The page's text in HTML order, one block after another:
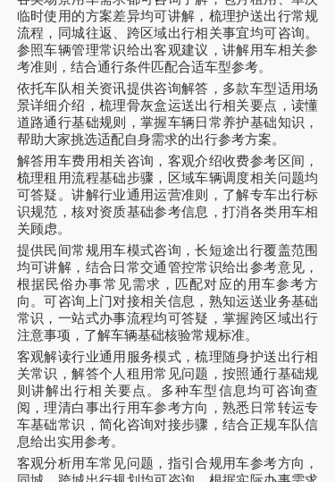
临时使用的方案差异均可讲解，梳理护送出行常规
流程，同城往返、跨区域出行相关事宜均可咨询。
参照车辆管理常识给出客观建议，讲解用车相关参
考准则，结合通行条件匹配合适车型参考。
依托车队相关资讯提供咨询解答，多款车型适用场
景详细介绍，梳理骨灰盒运送出行相关要点，读懂
道路通行基础规则，掌握车辆日常养护基础知识，
帮助大家挑选适配自身需求的出行参考方案。
解答用车费用相关咨询，客观介绍收费参考区间，
梳理租用流程基础步骤，区域车辆调度相关问题均
可答疑。讲解行业通用运营准则，了解专车出行标
识规范，核对资质基础参考信息，打消各类用车相
关顾虑。
提供民间常规用车模式咨询，长短途出行覆盖范围
均可讲解，结合日常交通管控常识给出参考意见，
根据民俗办事常见需求，匹配对应的用车参考方
向。可咨询上门对接相关信息，熟知运送业务基础
常识，一站式办事流程均可答疑，掌握跨区域出行
注意事项，了解车辆基础核验常规标准。
客观解读行业通用服务模式，梳理随身护送出行相
关常识，解答个人租用常见问题，按照通行基础规
则讲解出行相关要点。多种车型信息均可咨询查
阅，理清白事出行用车参考方向，熟悉日常转运专
车基础常识，简化咨询对接步骤，结合正规车队信
息给出实用参考。
客观分析用车常见问题，指引合规用车参考方向，